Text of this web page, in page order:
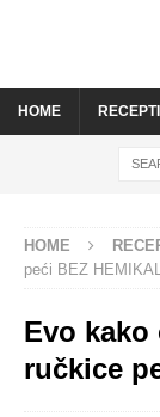
HOME RECEPTI
HOME
peći BEZ
Evo
ručkice